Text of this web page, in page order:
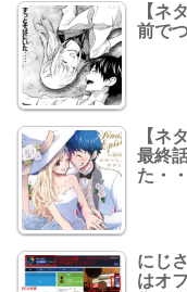
【ネ
前で
【ネ
最終
た・
にじ
はオ